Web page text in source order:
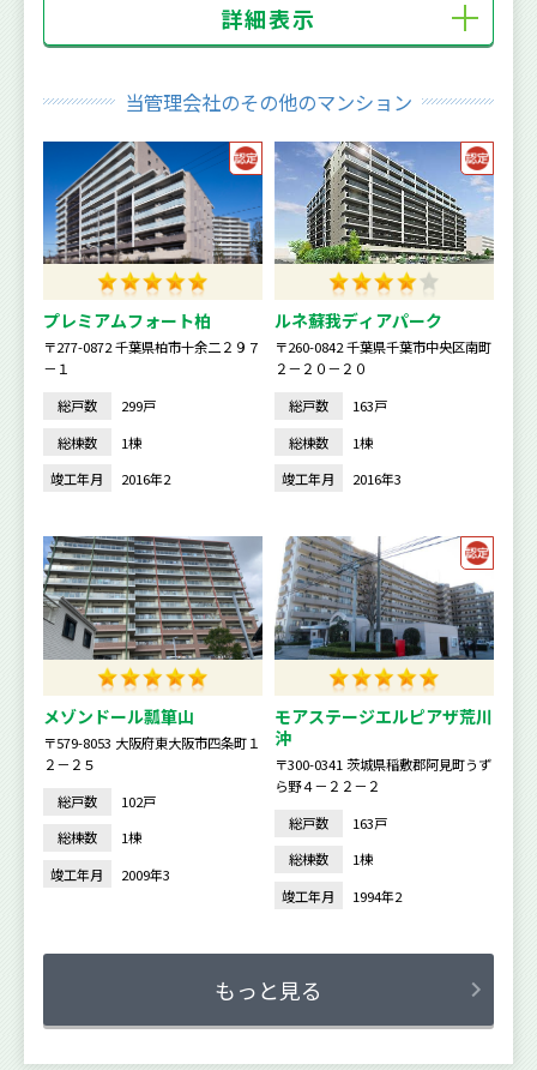
詳細表示
当管理会社のその他のマンション
プレミアムフォート柏
〒277-0872 千葉県柏市十余二２９７
－１
総戸数
299戸
総棟数
1棟
竣工年月
2016年2
ルネ蘇我ディアパーク
〒260-0842 千葉県千葉市中央区南町
２－２０－２０
総戸数
163戸
総棟数
1棟
竣工年月
2016年3
メゾンドール瓢箪山
〒579-8053 大阪府東大阪市四条町１
２－２５
総戸数
102戸
総棟数
1棟
竣工年月
2009年3
モアステージエルピアザ荒川
沖
〒300-0341 茨城県稲敷郡阿見町うず
ら野４－２２－２
総戸数
163戸
総棟数
1棟
竣工年月
1994年2
もっと見る